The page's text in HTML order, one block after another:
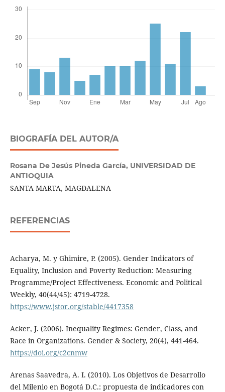
BIOGRAFÍA DEL AUTOR/A
Rosana De Jesús Pineda García, UNIVERSIDAD DE
ANTIOQUIA
SANTA MARTA, MAGDALENA
REFERENCIAS
Acharya, M. y Ghimire, P. (2005). Gender Indicators of
Equality, Inclusion and Poverty Reduction: Measuring
Programme/Project Effectiveness. Economic and Political
Weekly, 40(44/45): 4719-4728.
https://www.jstor.org/stable/4417358
Acker, J. (2006). Inequality Regimes: Gender, Class, and
Race in Organizations. Gender & Society, 20(4), 441-464.
https://doi.org/c2cnmw
Arenas Saavedra, A. I. (2010). Los Objetivos de Desarrollo
del Milenio en Bogotá D.C.: propuesta de indicadores con